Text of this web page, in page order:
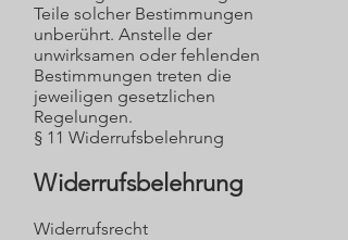
Teile solcher Bestimmungen
unberührt. Anstelle der
unwirksamen oder fehlenden
Bestimmungen treten die
jeweiligen gesetzlichen
Regelungen.
§ 11 Widerrufsbelehrung
Widerrufsbelehrung
Widerrufsrecht